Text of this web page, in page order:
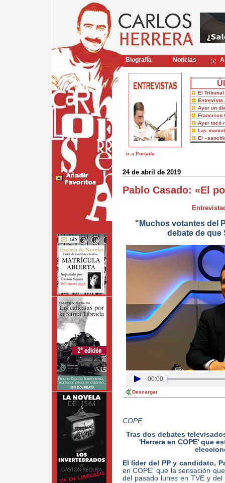
El
Entrevista
Ayer un
Francisco
Ayer tocó
Las
El
ir a Portada
24 de abril de 2019
Pablo Casado: «El
"Muchos votantes del
debate de que
00:00
Descargar
COPE
Tras dos debates
'Herrera en COPE' que
El líder del PP y candidato,
en COPE' que la sensación
del pasado lunes en TVE y del
Biografía Noticias